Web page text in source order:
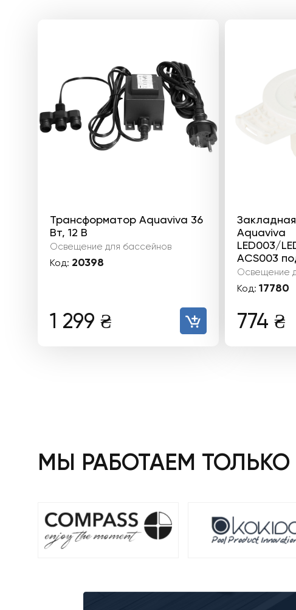
Трансформатор Aquaviva 36
Вт, 12 В
Освещение для бассейнов
Код: 20398
1 299 ₴
Aquaviva
LED003/
ACS003
Освещение
Код: 17780
774 ₴
МЫ РАБОТАЕМ